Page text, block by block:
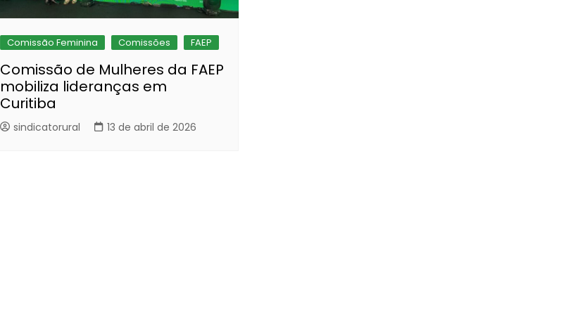
Comissão Feminina Comissões FAEP
Comissão de Mulheres da FAEP
mobiliza lideranças em
Curitiba
sindicatorural 13 de abril de 2026